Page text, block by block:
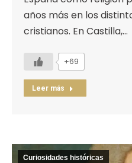
años más en los
cristianos. En Castilla,…
+69
Leer más
Curiosidades históricas